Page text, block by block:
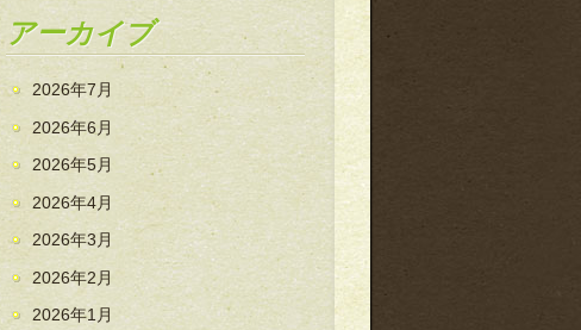
アーカイブ
2026年7月
2026年6月
2026年5月
2026年4月
2026年3月
2026年2月
2026年1月